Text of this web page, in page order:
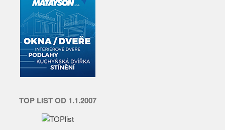
TOP LIST OD 1.1.2007